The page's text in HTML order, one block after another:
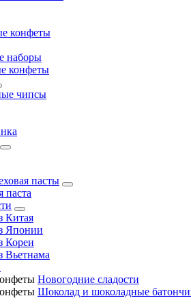
конфеты
наборы
конфеты
чипсы
пасты
паста
Китая
Японии
Кореи
Вьетнама
Новогодние сладости
Шоколад и шоколадные